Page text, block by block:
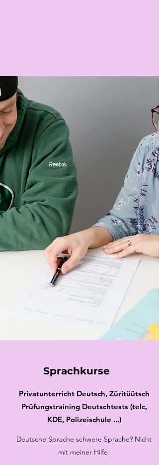
Sprachkurse
Privatunterricht Deutsch, Züritüütsch
Prüfungstraining Deutschtests (telc,
KDE, Polizeischule ...)
Deutsche Sprache schwere Sprache? Nicht
mit meiner Hilfe.